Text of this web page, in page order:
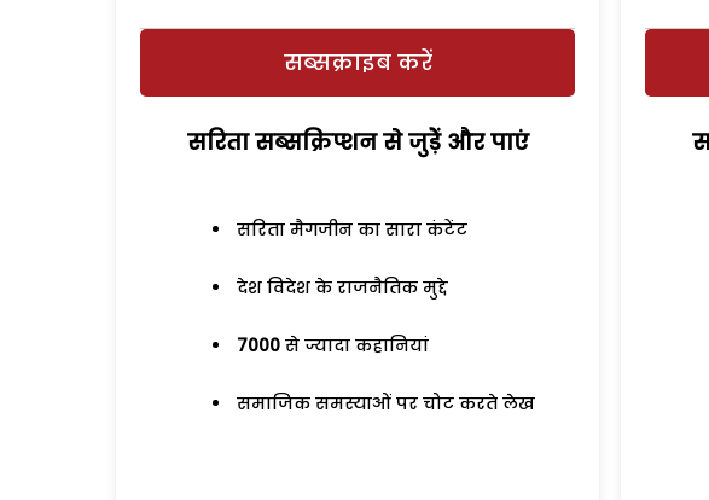
सब्सक्राइब करें
सरिता सब्सक्रिप्शन से जुड़ेें और पाएं
सरिता मैगजीन का सारा कंटेंट
देश विदेश के राजनैतिक मुद्दे
7000 से ज्यादा कहानियां
समाजिक समस्याओं पर चोट करते लेख